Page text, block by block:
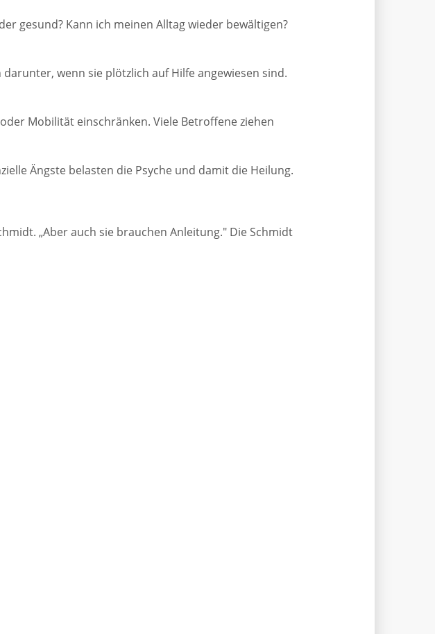
gesund? Kann ich meinen Alltag wieder bewältigen?
wenn sie plötzlich auf Hilfe angewiesen sind.
Mobilität einschränken. Viele Betroffene ziehen
Ängste belasten die Psyche und damit die Heilung.
„Aber auch sie brauchen Anleitung." Die Schmidt